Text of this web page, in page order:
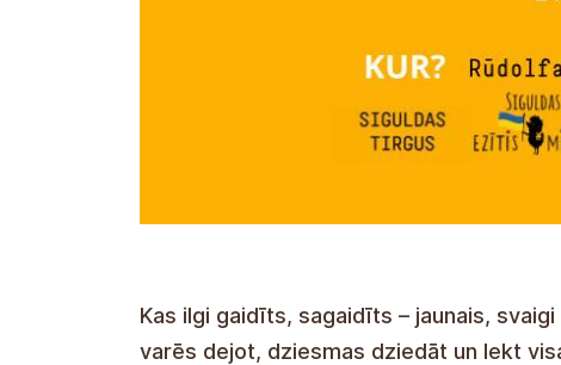
Kas ilgi gaidīts, sagaidīts – jaunais,
varēs dejot, dziesmas dziedāt un lekt